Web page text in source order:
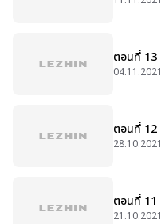
ตอนที่ 13
04.11.2021
ตอนที่ 12
28.10.2021
ตอนที่ 11
21.10.2021